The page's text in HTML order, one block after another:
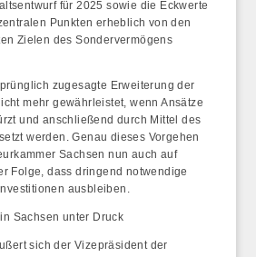
für 2025 sowie die Eckwerte
Punkten erheblich von den
Zielen des Sondervermögens
zugesagte Erweiterung der
mehr gewährleistet, wenn Ansätze
und anschließend durch Mittel des
werden. Genau dieses Vorgehen
Sachsen nun auch auf
Folge, dass dringend notwendige
ausbleiben.
Sachsen unter Druck
sich der Vizepräsident der